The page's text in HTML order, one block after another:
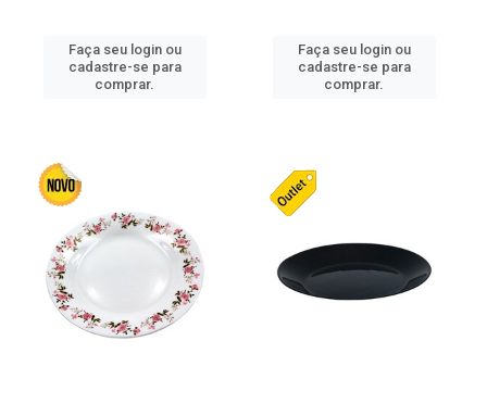
Faça seu login ou
cadastre-se para
comprar.
Faça seu login ou
cadastre-se para
comprar.